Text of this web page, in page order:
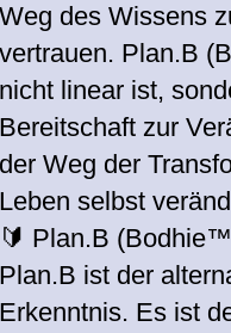
Weg des Wissens
vertrauen. Plan.B
nicht linear ist,
Bereitschaft zur
der Weg der
Leben selbst
🔰 Plan.B
Plan.B ist der
Erkenntnis. Es ist